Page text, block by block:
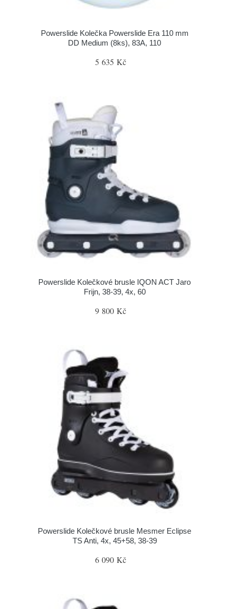
Powerslide Kolečka Powerslide Era 110 mm
DD Medium (8ks), 83A, 110
5 635 Kč
Powerslide Kolečkové brusle IQON ACT Jaro
Frijn, 38-39, 4x, 60
9 800 Kč
Powerslide Kolečkové brusle Mesmer Eclipse
TS Anti, 4x, 45+58, 38-39
6 090 Kč